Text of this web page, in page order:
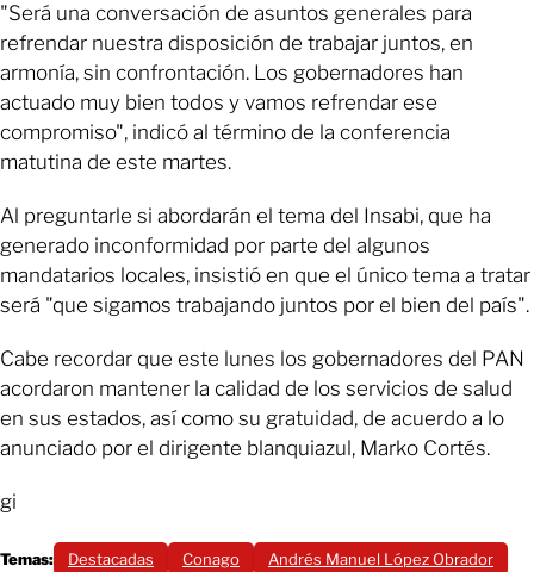
"Será una conversación de asuntos generales para
refrendar nuestra disposición de trabajar juntos, en
armonía, sin confrontación. Los gobernadores han
actuado muy bien todos y vamos refrendar ese
compromiso", indicó al término de la conferencia
matutina de este martes.
Al preguntarle si abordarán el tema del Insabi, que ha
generado inconformidad por parte del algunos
mandatarios locales, insistió en que el único tema a tratar
será "que sigamos trabajando juntos por el bien del país".
Cabe recordar que este lunes los gobernadores del PAN
acordaron mantener la calidad de los servicios de salud
en sus estados, así como su gratuidad, de acuerdo a lo
anunciado por el dirigente blanquiazul, Marko Cortés.
gi
Temas: Destacadas Conago Andrés Manuel López Obrador